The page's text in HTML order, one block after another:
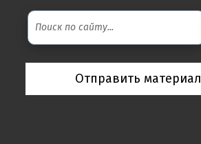
Отправить материал